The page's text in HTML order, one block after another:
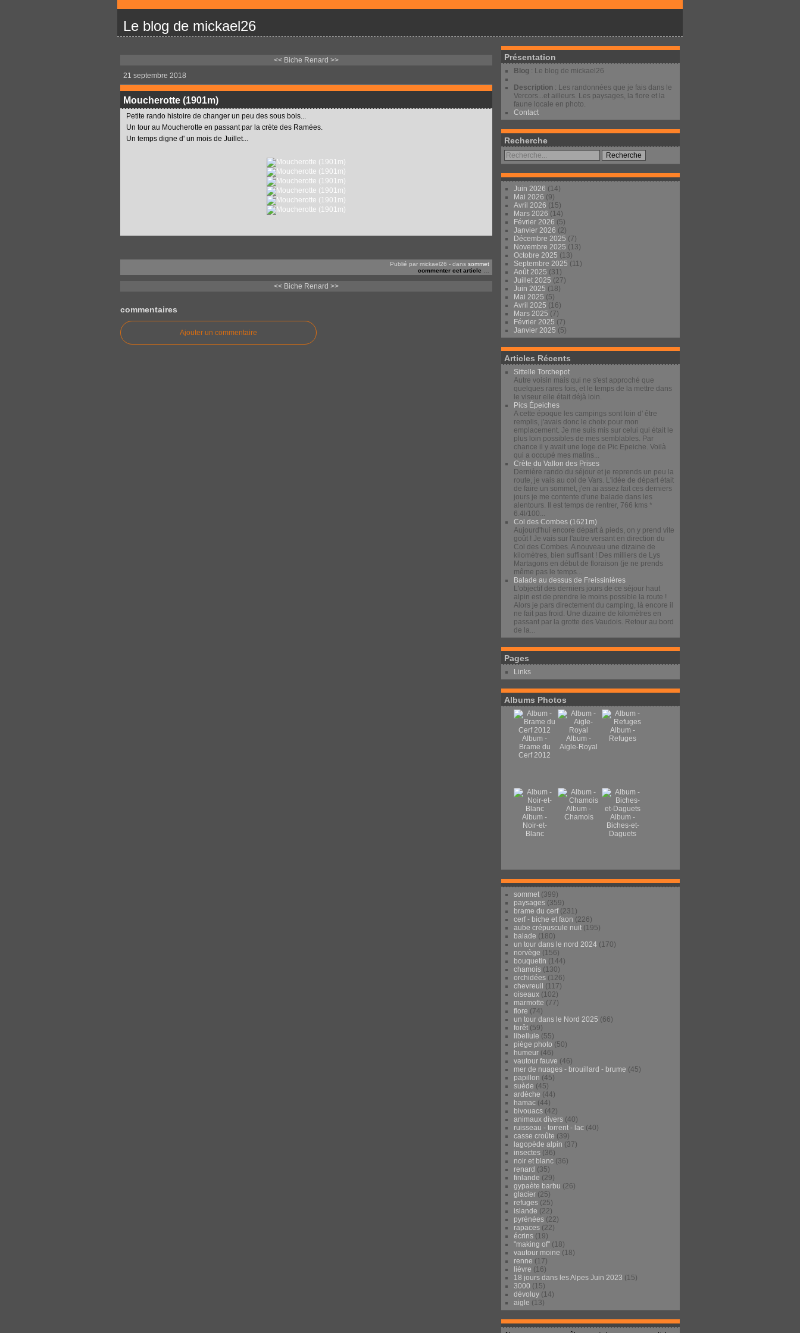
Le blog de mickael26
<< Biche Renard >>
21 septembre 2018
Moucherotte (1901m)
Petite rando histoire de changer un peu des sous bois...
Un tour au Moucherotte en passant par la crète des Ramées.
Un temps digne d' un mois de Juillet...
Publié par mickael26 - dans sommet
commenter cet article
<< Biche Renard >>
commentaires
Ajouter un commentaire
Présentation
Blog : Le blog de mickael26
Description : Les randonnées que je fais dans le
Vercors...et ailleurs. Les paysages, la flore et la
faune locale en photo.
Contact
Recherche
Juin 2026 (14)
Mai 2026 (9)
Avril 2026 (15)
Mars 2026 (14)
Février 2026 (5)
Janvier 2026 (2)
Décembre 2025 (7)
Novembre 2025 (13)
Octobre 2025 (13)
Septembre 2025 (11)
Août 2025 (31)
Juillet 2025 (27)
Juin 2025 (18)
Mai 2025 (5)
Avril 2025 (16)
Mars 2025 (7)
Février 2025 (7)
Janvier 2025 (5)
Articles Récents
Sittelle Torchepot
Autre voisin mais qui ne s'est approché que
quelques rares fois, et le temps de la mettre dans
le viseur elle était déjà loin.
Pics Épeiches
A cette époque les campings sont loin d' être
remplis, j'avais donc le choix pour mon
emplacement. Je me suis mis sur celui qui était le
plus loin possibles de mes semblables. Par
chance il y avait une loge de Pic Epeiche. Voilà
qui a occupé mes matins...
Crète du Vallon des Prises
Dernière rando du séjour et je reprends un peu la
route, je vais au col de Vars. L'idée de départ était
de faire un sommet, j'en ai assez fait ces derniers
jours je me contente d'une balade dans les
alentours. Il est temps de rentrer, 766 kms *
6.4l/100...
Col des Combes (1621m)
Aujourd'hui encore départ à pieds, on y prend vite
goût ! Je vais sur l'autre versant en direction du
Col des Combes. A nouveau une dizaine de
kilomètres, bien suffisant ! Des milliers de Lys
Martagons en début de floraison (je ne prends
même pas le temps...
Balade au dessus de Freissinières
L'objectif des derniers jours de ce séjour haut
alpin est de prendre le moins possible la route !
Alors je pars directement du camping, là encore il
ne fait pas froid. Une dizaine de kilomètres en
passant par la grotte des Vaudois. Retour au bord
de la...
Pages
Links
Albums Photos
Album -
Brame du
Cerf 2012
Album -
Aigle-Royal
Album -
Refuges
Album -
Noir-et-
Blanc
Album -
Chamois
Album -
Biches-et-
Daguets
sommet (399)
paysages (359)
brame du cerf(231)
cerf - biche et faon (226)
aube crépuscule nuit (195)
balade (180)
un tour dans le nord 2024 (170)
norvège (156)
bouquetin (144)
chamois (130)
orchidées (126)
chevreuil (117)
oiseaux (102)
marmotte (77)
flore (74)
un tour dans le Nord 2025 (66)
forêt (59)
libellule (55)
piège photo (50)
humeur (46)
vautour fauve (46)
mer de nuages - brouillard - brume (45)
papillon (45)
suède (45)
ardèche (44)
hamac (44)
bivouacs (42)
animaux divers (40)
ruisseau - torrent - lac (40)
casse croûte (39)
lagopède alpin (37)
insectes (36)
noir et blanc (36)
renard (35)
finlande (29)
gypaète barbu (26)
glacier (25)
refuges (25)
islande (22)
pyrénées (22)
rapaces (22)
écrins (19)
"making of" (18)
vautour moine (18)
renne (17)
lièvre (16)
18 jours dans les Alpes Juin 2023 (15)
3000 (15)
dévoluy (14)
aigle (13)